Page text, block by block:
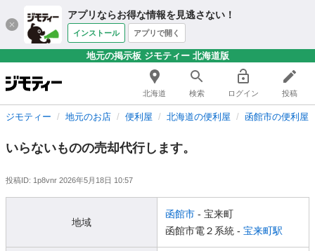
アプリならお得な情報を見逃さない！
インストール アプリで開く
地元の掲示板 ジモティー 北海道版
北海道 検索 ログイン 投稿
ジモティー 地元のお店 便利屋 北海道の便利屋 函館市の便利屋
いらないものの売却代行します。
投稿ID: 1p8vnr 2026年5月18日 10:57
地域
函館市 - 宝来町
函館市電２系統 - 宝来町駅